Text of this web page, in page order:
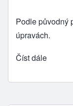
Podle původný
úpravách.
Číst dále